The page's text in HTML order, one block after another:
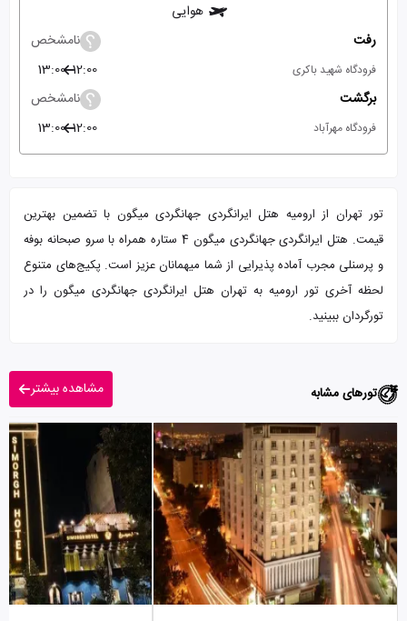
هوایی
رفت
نامشخص
فرودگاه شهید باکری 12:00
13:00
برگشت
نامشخص
فرودگاه مهرآباد 12:00
13:00
تور تهران از ارومیه هتل ایرانگردی جهانگردی میگون با تضمین بهترین
قیمت. هتل ایرانگردی جهانگردی میگون 4 ستاره همراه با سرو صبحانه بوفه
و پرسنلی مجرب آماده پذیرایی از شما میهمانان عزیز است. پکیج‌های متنوع
لحظه آخری تور ارومیه به تهران هتل ایرانگردی جهانگردی میگون را در
تورگردان ببینید.
تورهای مشابه مشاهده بیشتر